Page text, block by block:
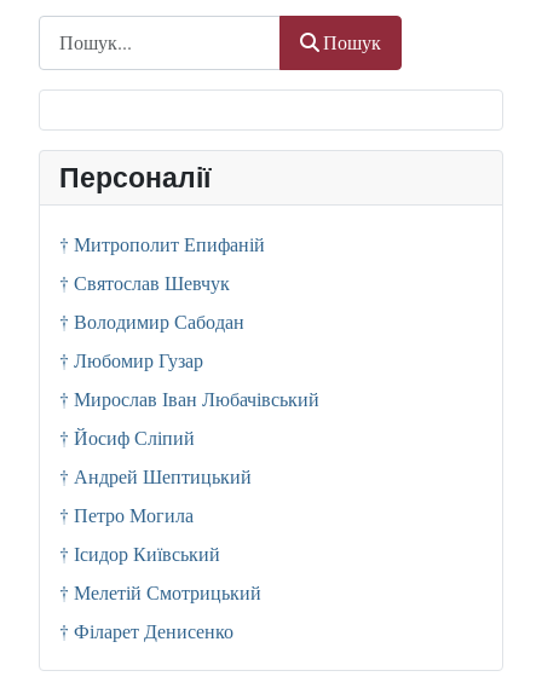
Пошук
Пошук
Персоналії
† Митрополит Епифаній
† Святослав Шевчук
† Володимир Сабодан
† Любомир Гузар
† Мирослав Іван Любачівський
† Йосиф Сліпий
† Андрей Шептицький
† Петро Могила
† Ісидор Київський
† Мелетій Смотрицький
† Філарет Денисенко